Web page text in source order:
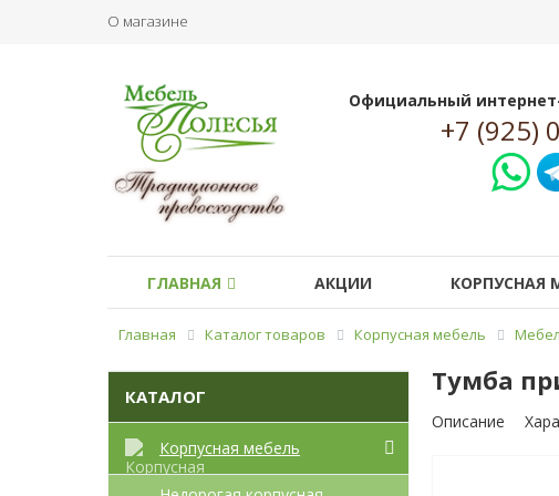
О магазине
Официальный
+7 (925)
ГЛАВНАЯ АКЦИИ КОРПУСНАЯ
Главная Каталог товаров Корпусная мебель
КАТАЛОГ
Корпусная мебель
Тумба
Описание